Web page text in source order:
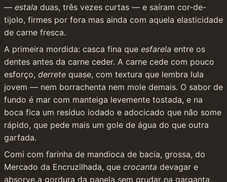
— estala duas, três vezes curtas — e saíram cor-de-
tijolo, firmes por fora mas ainda com aquela elasticidade
de carne fresca.
A primeira mordida: casca fina que esfarela entre os
dentes antes da carne ceder. A carne cede com pouco
esforço, derrete quase, com textura que lembra lula
jovem — nem borrachenta nem mole demais. O sabor de
fundo é mar com manteiga levemente tostada, e na
boca fica um resíduo iodado e adocicado que não some
rápido, que pede mais um gole de água do que outra
garfada.
Comi com farinha de mandioca de bacia, grossa, do
Mercado da Encruzilhada, que crocanta devagar e
absorve a gordura da panela sem grudar na garganta.